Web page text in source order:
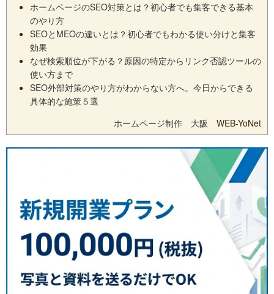
ホームページのSEO対策とは？初心者でも集客できる基本
のやり方
SEOとMEOの違いとは？初心者でもわかる使い分けと集客
効果
なぜ検索順位が下がる？原因の特定からリンク否認ツールの
使い方まで
SEO外部対策のやり方がわからない方へ。今日からできる
具体的な施策５選
ホームページ制作 大阪 WEB-YoNet